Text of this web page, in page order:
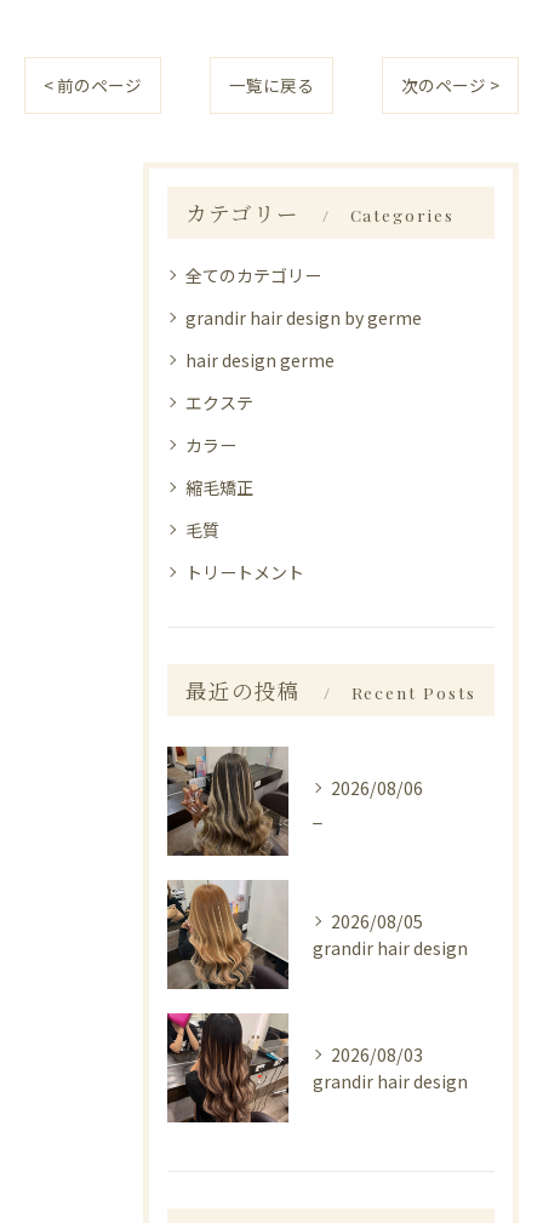
< 前のページ 一覧に戻る 次のページ >
カテゴリー Categories
全てのカテゴリー
grandir hair design by germe
hair design germe
エクステ
カラー
縮毛矯正
毛質
トリートメント
最近の投稿 Recent Posts
2026/08/06
2026/08/05
grandir hair design
2026/08/03
grandir hair design